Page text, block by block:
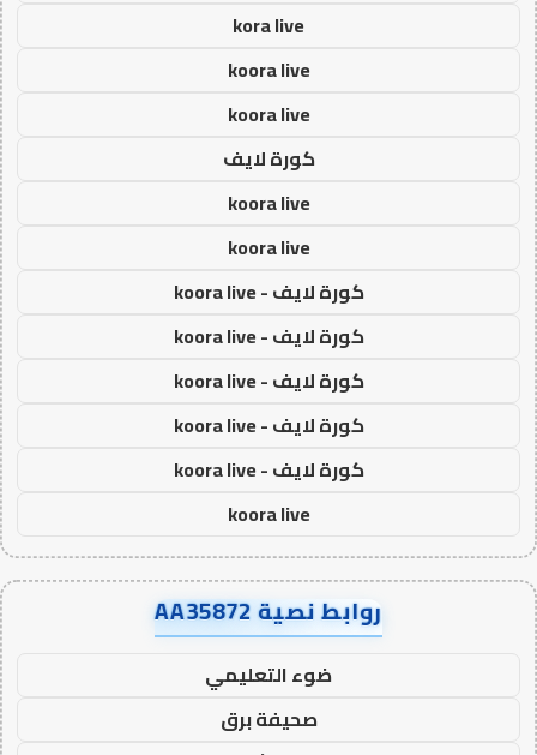
kora live
koora live
koora live
كورة لايف
koora live
koora live
كورة لايف - koora live
كورة لايف - koora live
كورة لايف - koora live
كورة لايف - koora live
كورة لايف - koora live
koora live
روابط نصية AA35872
ضوء التعليمي
صحيفة برق